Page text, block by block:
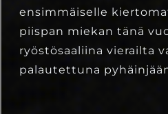
ensimmäiselle
piispan miekan tänä
ryöstösaaliina vierailta
palautettuna